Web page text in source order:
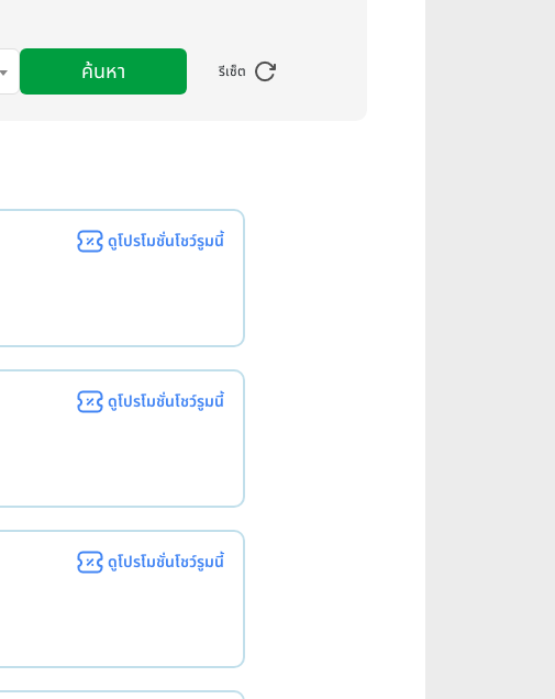
ค้นหา รีเซ็ต
ดูโปรโมชั่นโชว์รูมนี้
ดูโปรโมชั่นโชว์รูมนี้
ดูโปรโมชั่นโชว์รูมนี้